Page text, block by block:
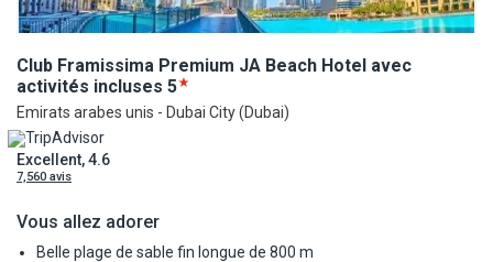
Club Framissima Premium JA Beach Hotel avec
activités incluses 5
Emirats arabes unis - Dubai City (Dubai)
Excellent, 4.6
7,560 avis
Vous allez adorer
Belle plage de sable fin longue de 800 m